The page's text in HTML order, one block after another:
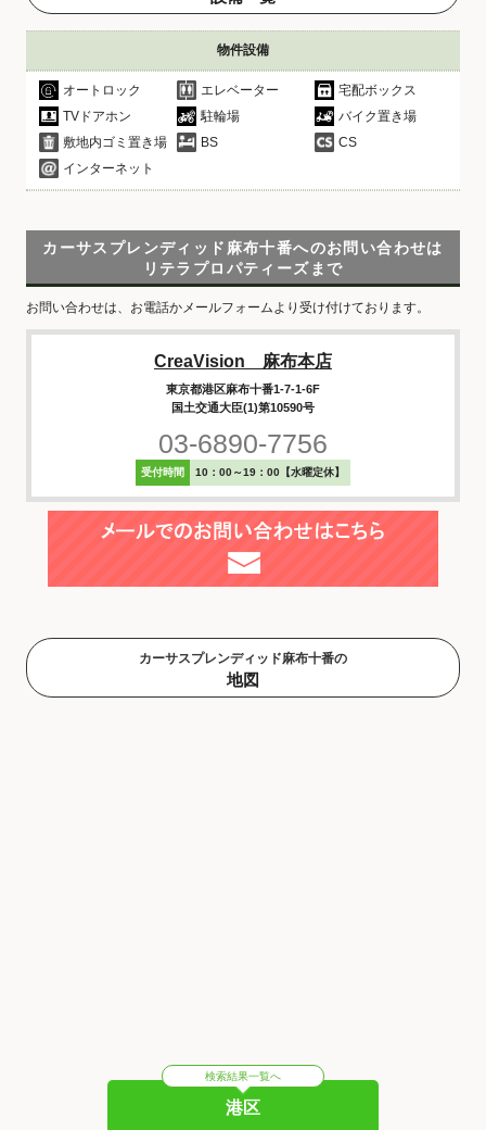
物件設備
オートロック エレベーター
宅配ボックス
TVドアホン
駐輪場
バイク置き場
敷地内ゴミ置き場
BS
CS
インターネット
カーサスプレンディッド麻布十番へのお問い合わせは
リテラプロパティーズまで
お問い合わせは、お電話かメールフォームより受け付けております。
CreaVision 麻布本店
東京都港区麻布十番1-7-1-6F
国土交通大臣(1)第10590号
03-6890-7756
受付時間 10：00～19：00【水曜定休】
カーサスプレンディッド麻布十番の
地図
検索結果一覧へ
港区